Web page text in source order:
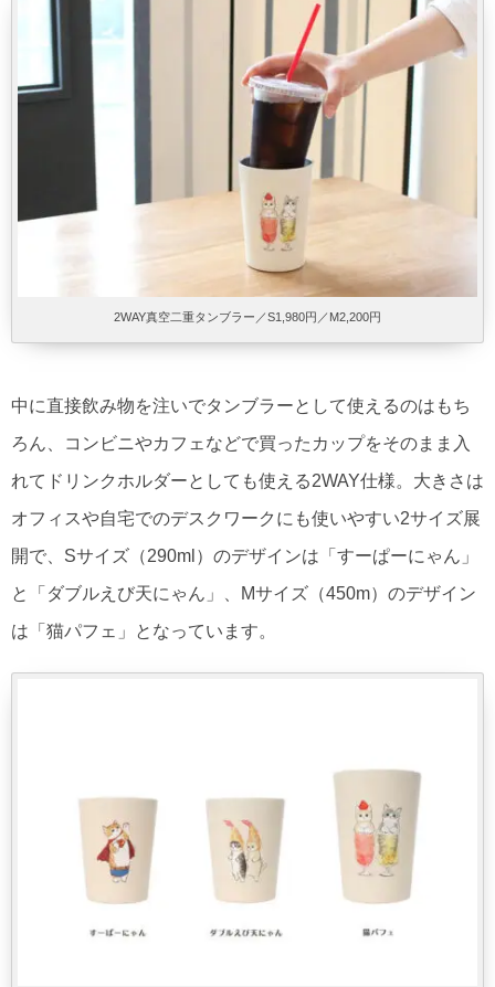
2WAY真空二重タンブラー／S1,980円／M2,200円
中に直接飲み物を注いでタンブラーとして使えるのはもち
ろん、コンビニやカフェなどで買ったカップをそのまま入
れてドリンクホルダーとしても使える2WAY仕様。大きさは
オフィスや自宅でのデスクワークにも使いやすい2サイズ展
開で、Sサイズ（​290ml）のデザインは「すーぱーにゃん」
と「ダブルえび天にゃん」、Mサイズ（​450m）のデザイン
は「猫パフェ」となっています。